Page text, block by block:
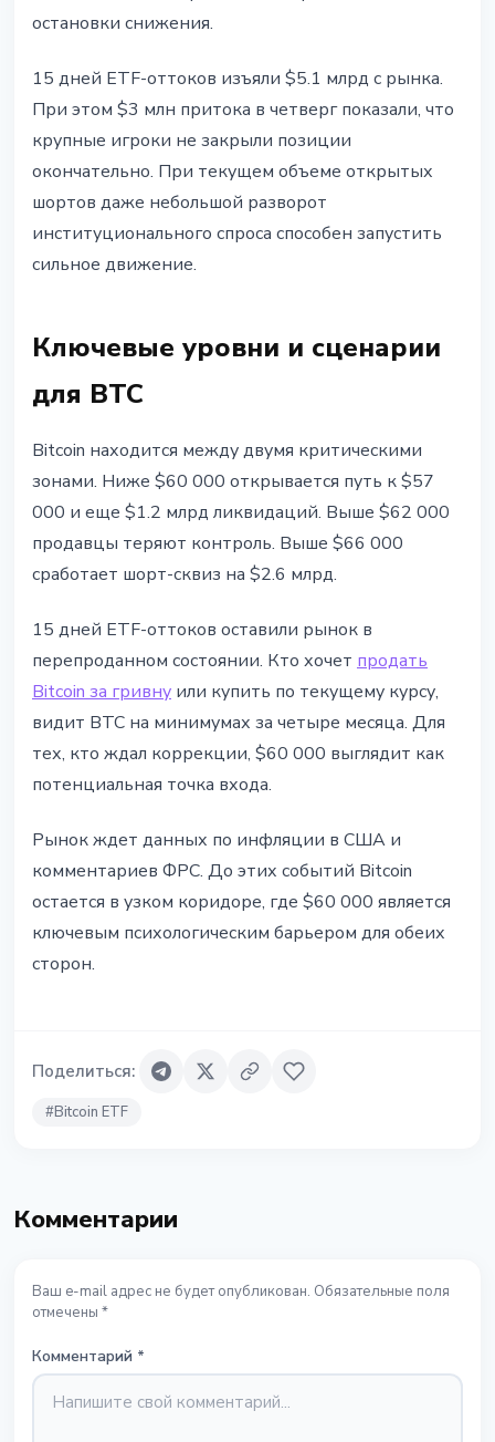
остановки снижения.
15 дней ETF-оттоков изъяли $5.1 млрд с рынка.
При этом $3 млн притока в четверг показали, что
крупные игроки не закрыли позиции
окончательно. При текущем объеме открытых
шортов даже небольшой разворот
институционального спроса способен запустить
сильное движение.
Ключевые уровни и сценарии
для BTC
Bitcoin находится между двумя критическими
зонами. Ниже $60 000 открывается путь к $57
000 и еще $1.2 млрд ликвидаций. Выше $62 000
продавцы теряют контроль. Выше $66 000
сработает шорт-сквиз на $2.6 млрд.
15 дней ETF-оттоков оставили рынок в
перепроданном состоянии. Кто хочет продать
Bitcoin за гривну или купить по текущему курсу,
видит BTC на минимумах за четыре месяца. Для
тех, кто ждал коррекции, $60 000 выглядит как
потенциальная точка входа.
Рынок ждет данных по инфляции в США и
комментариев ФРС. До этих событий Bitcoin
остается в узком коридоре, где $60 000 является
ключевым психологическим барьером для обеих
сторон.
Поделиться:
#Bitcoin ETF
Комментарии
Ваш e-mail адрес не будет опубликован. Обязательные поля
отмечены *
Комментарий *